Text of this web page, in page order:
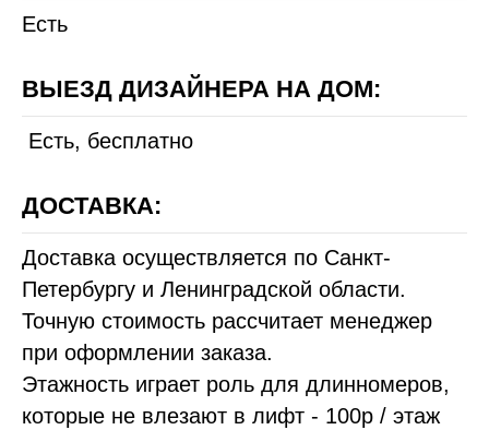
Есть
ВЫЕЗД ДИЗАЙНЕРА НА ДОМ:
Есть, бесплатно
ДОСТАВКА:
Доставка осуществляется по Санкт-
Петербургу и Ленинградской области.
Точную стоимость рассчитает менеджер
при оформлении заказа.
Этажность играет роль для длинномеров,
которые не влезают в лифт - 100р / этаж